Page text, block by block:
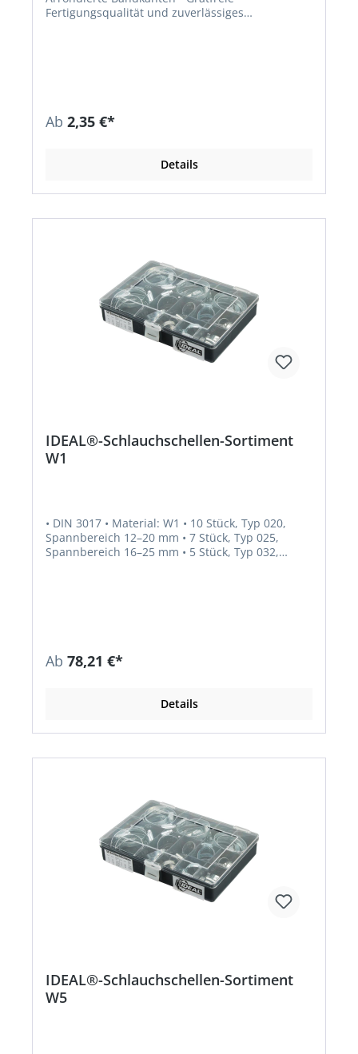
Fertigungsqualität und zuverlässiges
Ab 2,35 €*
Details
IDEAL®-Schlauchschellen-Sortiment
W1
• DIN 3017 • Material: W1 • 10 Stück, Typ 020,
Spannbereich 12–20 mm • 7 Stück, Typ 025,
Spannbereich 16–25 mm • 5 Stück, Typ 032,
Ab 78,21 €*
Details
IDEAL®-Schlauchschellen-Sortiment
W5